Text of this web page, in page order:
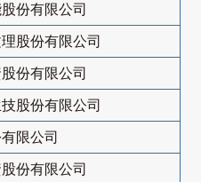
份有限公司
股份有限公司
份有限公司
股份有限公司
限公司
份有限公司